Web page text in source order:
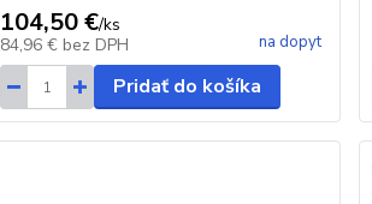
104,50 €/ks
84,96 € bez DPH na dopyt
Pridať do košíka